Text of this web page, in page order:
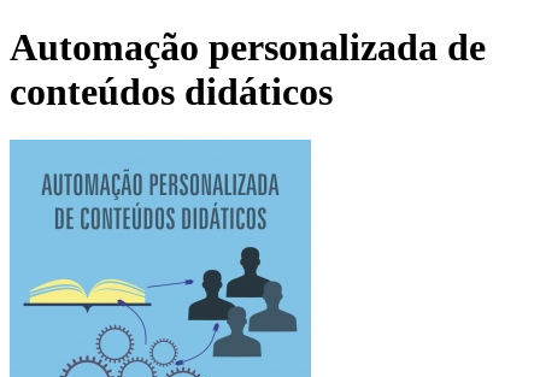
Automação personalizada de
conteúdos didáticos